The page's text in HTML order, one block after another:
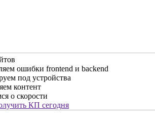
ошибки frontend и backend
под устройства
контент
о скорости
КП сегодня